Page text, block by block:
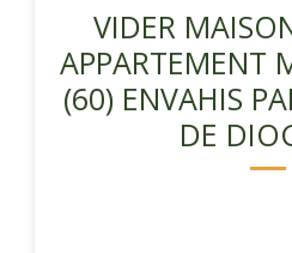
VIDER
APPARTEMENT
(60) ENVAHIS
DE